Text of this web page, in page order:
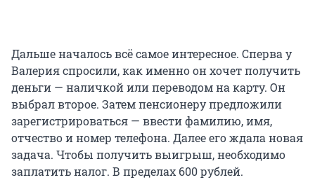
Дальше началось всё самое интересное. Сперва у
Валерия спросили, как именно он хочет получить
деньги — наличкой или переводом на карту. Он
выбрал второе. Затем пенсионеру предложили
зарегистрироваться — ввести фамилию, имя,
отчество и номер телефона. Далее его ждала новая
задача. Чтобы получить выигрыш, необходимо
заплатить налог. В пределах 600 рублей.